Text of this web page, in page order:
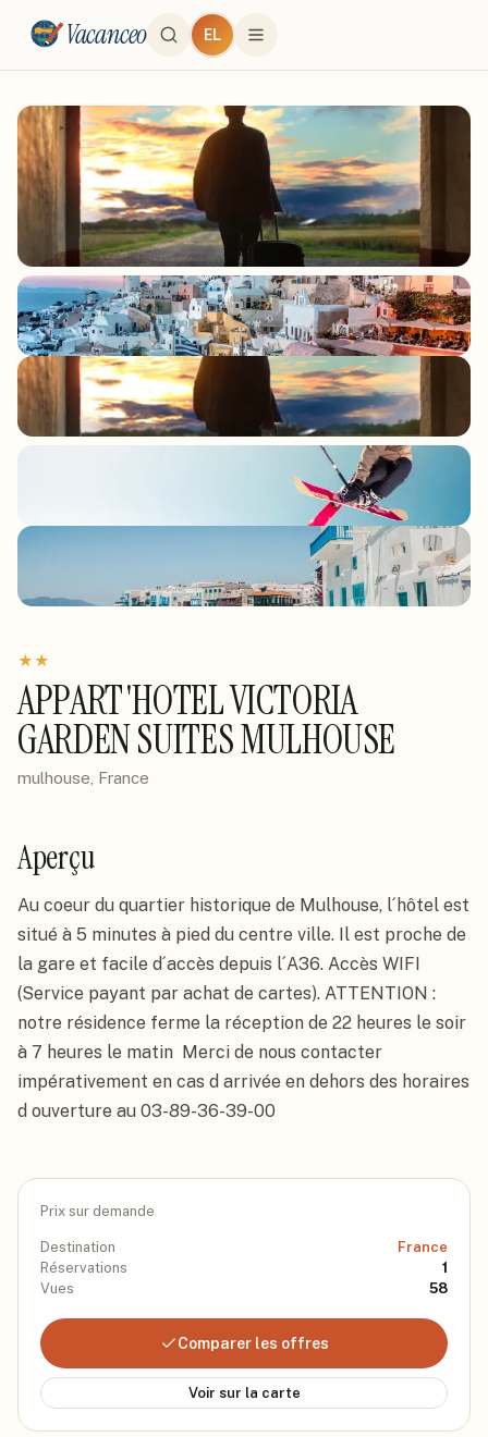
Vacanceo EL
★★
APPART'HOTEL VICTORIA
GARDEN SUITES MULHOUSE
mulhouse, France
Aperçu
Au coeur du quartier historique de Mulhouse, l´hôtel est
situé à 5 minutes à pied du centre ville. Il est proche de
la gare et facile d´accès depuis l´A36. Accès WIFI
(Service payant par achat de cartes). ATTENTION :
notre résidence ferme la réception de 22 heures le soir
à 7 heures le matin  Merci de nous contacter
impérativement en cas d arrivée en dehors des horaires
d ouverture au 03-89-36-39-00
Prix sur demande
Destination
France
Réservations
1
Vues
58
Comparer les offres
Voir sur la carte